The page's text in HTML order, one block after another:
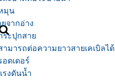
มุน
จากอ่าง
ระปุกสาย
มารถต่อความยาวสายเคเบิลได้
ดเดอร์
รงดันน้ำ